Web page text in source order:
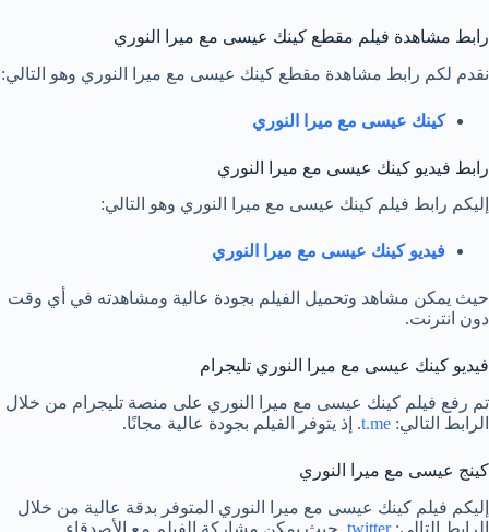
رابط مشاهدة فيلم مقطع كينك عيسى مع ميرا النوري
نقدم لكم رابط مشاهدة مقطع كينك عيسى مع ميرا النوري وهو التالي:
كينك عيسى مع ميرا النوري
رابط فيديو كينك عيسى مع ميرا النوري
إليكم رابط فيلم كينك عيسى مع ميرا النوري وهو التالي:
فيديو كينك عيسى مع ميرا النوري
حيث يمكن مشاهد وتحميل الفيلم بجودة عالية ومشاهدته في أي وقت
دون انترنت.
فيديو كينك عيسى مع ميرا النوري تليجرام
تم رفع فيلم كينك عيسى مع ميرا النوري على منصة تليجرام من خلال
الرابط التالي: t.me. إذ يتوفر الفيلم بجودة عالية مجانًا.
كينج عيسى مع ميرا النوري
إليكم فيلم كينك عيسى مع ميرا النوري المتوفر بدقة عالية من خلال
الرابط التالي:twitter. حيث يمكن مشاركة الفيلم مع الأصدقاء